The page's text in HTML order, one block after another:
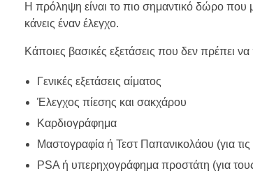
Η πρόληψη είναι το πιο σημαντικό δώρο που
κάνεις έναν έλεγχο.
Κάποιες βασικές εξετάσεις που δεν πρέπει να
Γενικές εξετάσεις αίματος
Έλεγχος πίεσης και σακχάρου
Καρδιογράφημα
Μαστογραφία ή Τεστ Παπανικολάου (για τις
PSA ή υπερηχογράφημα προστάτη (για